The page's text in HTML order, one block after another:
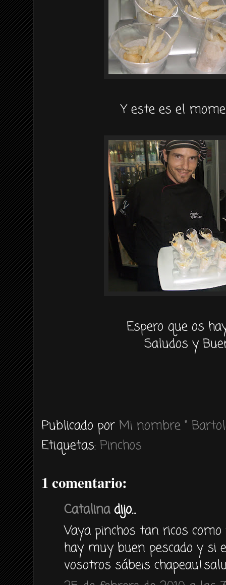
Y este es el
Espero que os
Saludos y
Publicado por Mi nombre "
Etiquetas: Pinchos
1 comentario:
Catalinadijo...
Vaya pinchos tan ricos
hay muy buen pescado y si
vosotros sábeis